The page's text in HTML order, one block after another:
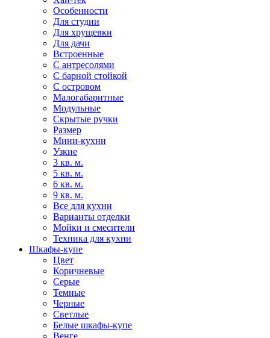
Особенности
Для студии
Для хрущевки
Для дачи
Встроенные
С антресолями
С барной стойкой
С островом
Малогабаритные
Модульные
Скрытые ручки
Размер
Мини-кухни
Узкие
3 кв. м.
5 кв. м.
6 кв. м.
9 кв. м.
Все для кухни
Варианты отделки
Мойки и смесители
Техника для кухни
Шкафы-купе
Цвет
Коричневые
Серые
Темные
Черные
Светлые
Белые шкафы-купе
Венге